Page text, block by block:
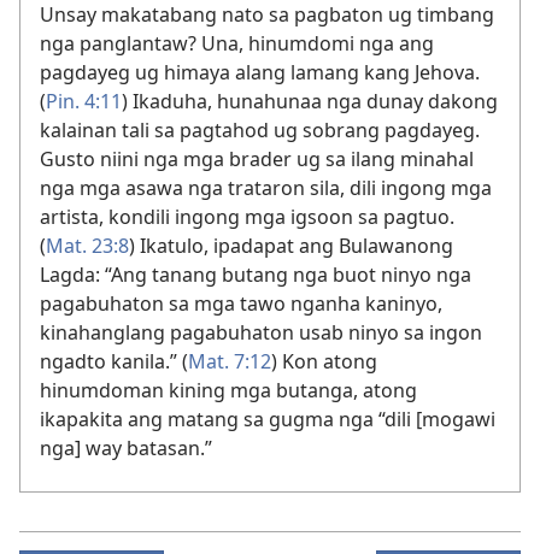
Unsay makatabang nato sa pagbaton ug timbang
nga panglantaw? Una, hinumdomi nga ang
pagdayeg ug himaya alang lamang kang Jehova.
(Pin. 4:11) Ikaduha, hunahunaa nga dunay dakong
kalainan tali sa pagtahod ug sobrang pagdayeg.
Gusto niini nga mga brader ug sa ilang minahal
nga mga asawa nga trataron sila, dili ingong mga
artista, kondili ingong mga igsoon sa pagtuo.
(Mat. 23:8) Ikatulo, ipadapat ang Bulawanong
Lagda: “Ang tanang butang nga buot ninyo nga
pagabuhaton sa mga tawo nganha kaninyo,
kinahanglang pagabuhaton usab ninyo sa ingon
ngadto kanila.” (Mat. 7:12) Kon atong
hinumdoman kining mga butanga, atong
ikapakita ang matang sa gugma nga “dili [mogawi
nga] way batasan.”